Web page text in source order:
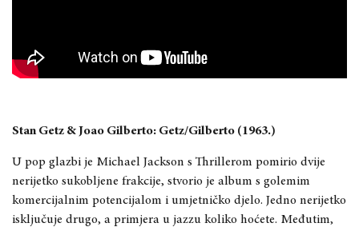
Stan Getz & Joao Gilberto: Getz/Gilberto (1963.)
U pop glazbi je Michael Jackson s Thrillerom pomirio dvije
nerijetko sukobljene frakcije, stvorio je album s golemim
komercijalnim potencijalom i umjetničko djelo. Jedno nerijetko
isključuje drugo, a primjera u jazzu koliko hoćete. Međutim,